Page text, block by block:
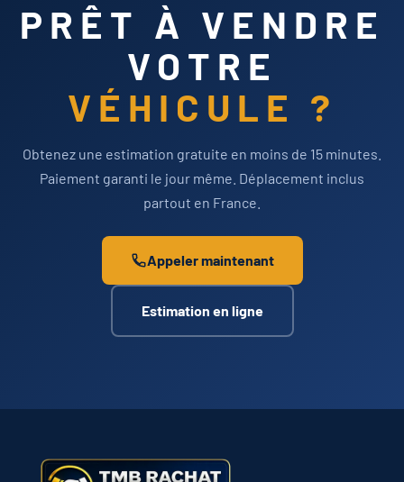
PRÊT À VENDRE
VOTRE
VÉHICULE ?
Obtenez une estimation gratuite en moins de 15 minutes.
Paiement garanti le jour même. Déplacement inclus
partout en France.
Appeler maintenant
Estimation en ligne